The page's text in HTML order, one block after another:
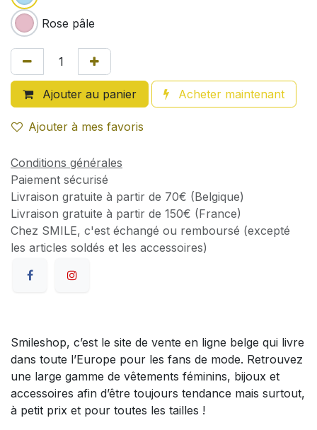
Rose pâle
Ajouter au panier Acheter maintenant
Ajouter à mes favoris
Conditions générales
Paiement sécurisé
Livraison gratuite à partir de 70€ (Belgique)
Livraison gratuite à partir de 150€ (France)
Chez SMILE, c'est échangé ou remboursé (excepté
les articles soldés et les accessoires)
Smileshop, c’est le site de vente en ligne belge qui livre
dans toute l’Europe pour les fans de mode. Retrouvez
une large gamme de vêtements féminins, bijoux et
accessoires afin d’être toujours tendance mais surtout,
à petit prix et pour toutes les tailles !